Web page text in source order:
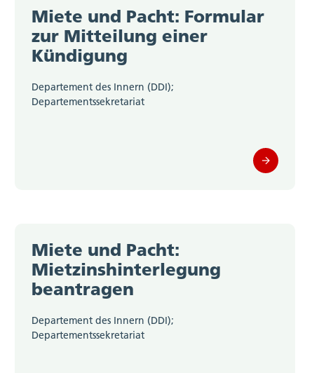
Miete und Pacht: Formular
zur Mitteilung einer
Kündigung
Departement des Innern (DDI);
Departementssekretariat
Miete und Pacht:
Mietzinshinterlegung
beantragen
Departement des Innern (DDI);
Departementssekretariat